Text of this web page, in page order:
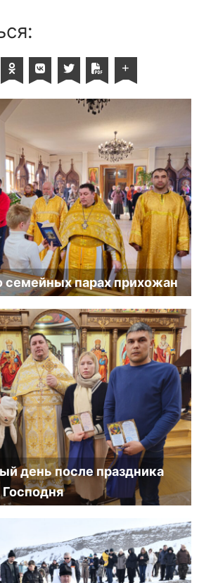
семейных парах прихожан
день после праздника